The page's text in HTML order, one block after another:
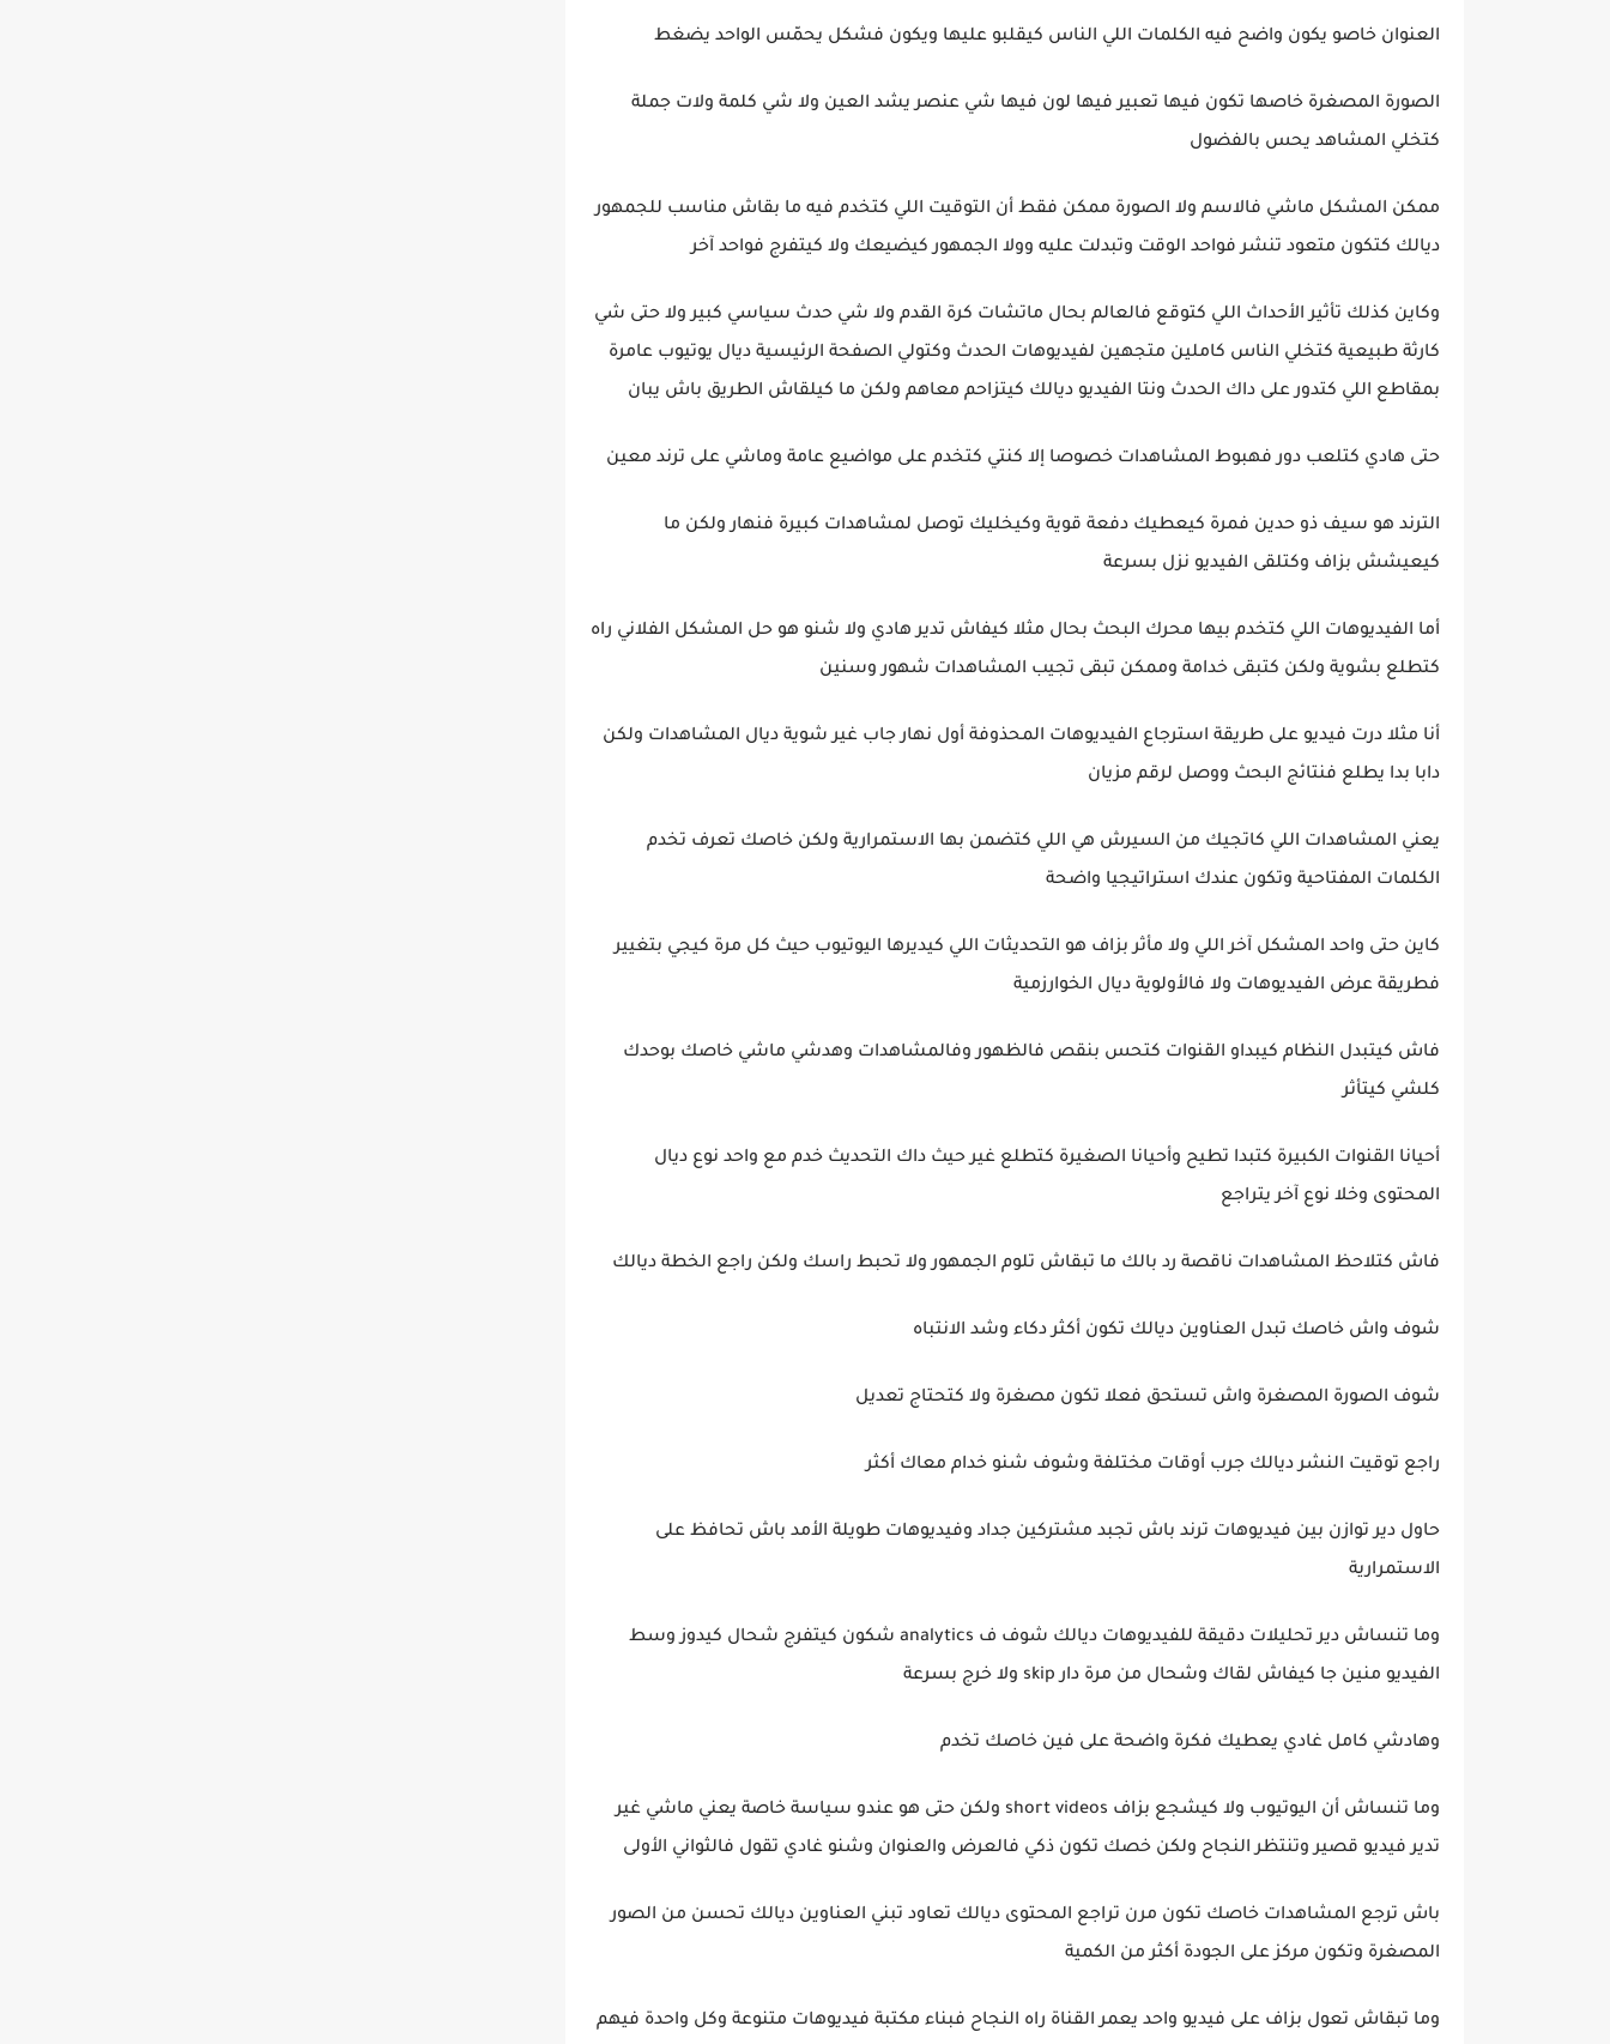
العنوان خاصو يكون واضح فيه الكلمات اللي الناس كيقلبو عليها ويكون فشكل يحمّس الواحد يضغط
الصورة المصغرة خاصها تكون فيها تعبير فيها لون فيها شي عنصر يشد العين ولا شي كلمة ولات جملة
كتخلي المشاهد يحس بالفضول
ممكن المشكل ماشي فالاسم ولا الصورة ممكن فقط أن التوقيت اللي كتخدم فيه ما بقاش مناسب للجمهور
ديالك كتكون متعود تنشر فواحد الوقت وتبدلت عليه وولا الجمهور كيضيعك ولا كيتفرج فواحد آخر
وكاين كذلك تأثير الأحداث اللي كتوقع فالعالم بحال ماتشات كرة القدم ولا شي حدث سياسي كبير ولا حتى شي
كارثة طبيعية كتخلي الناس كاملين متجهين لفيديوهات الحدث وكتولي الصفحة الرئيسية ديال يوتيوب عامرة
بمقاطع اللي كتدور على داك الحدث ونتا الفيديو ديالك كيتزاحم معاهم ولكن ما كيلقاش الطريق باش يبان
حتى هادي كتلعب دور فهبوط المشاهدات خصوصا إلا كنتي كتخدم على مواضيع عامة وماشي على ترند معين
الترند هو سيف ذو حدين فمرة كيعطيك دفعة قوية وكيخليك توصل لمشاهدات كبيرة فنهار ولكن ما
كيعيشش بزاف وكتلقى الفيديو نزل بسرعة
أما الفيديوهات اللي كتخدم بيها محرك البحث بحال مثلا كيفاش تدير هادي ولا شنو هو حل المشكل الفلاني راه
كتطلع بشوية ولكن كتبقى خدامة وممكن تبقى تجيب المشاهدات شهور وسنين
أنا مثلا درت فيديو على طريقة استرجاع الفيديوهات المحذوفة أول نهار جاب غير شوية ديال المشاهدات ولكن
دابا بدا يطلع فنتائج البحث ووصل لرقم مزيان
يعني المشاهدات اللي كاتجيك من السيرش هي اللي كتضمن بها الاستمرارية ولكن خاصك تعرف تخدم
الكلمات المفتاحية وتكون عندك استراتيجيا واضحة
كاين حتى واحد المشكل آخر اللي ولا مأثر بزاف هو التحديثات اللي كيديرها اليوتيوب حيث كل مرة كيجي بتغيير
فطريقة عرض الفيديوهات ولا فالأولوية ديال الخوارزمية
فاش كيتبدل النظام كيبداو القنوات كتحس بنقص فالظهور وفالمشاهدات وهدشي ماشي خاصك بوحدك
كلشي كيتأثر
أحيانا القنوات الكبيرة كتبدا تطيح وأحيانا الصغيرة كتطلع غير حيث داك التحديث خدم مع واحد نوع ديال
المحتوى وخلا نوع آخر يتراجع
فاش كتلاحظ المشاهدات ناقصة رد بالك ما تبقاش تلوم الجمهور ولا تحبط راسك ولكن راجع الخطة ديالك
شوف واش خاصك تبدل العناوين ديالك تكون أكثر دكاء وشد الانتباه
شوف الصورة المصغرة واش تستحق فعلا تكون مصغرة ولا كتحتاج تعديل
راجع توقيت النشر ديالك جرب أوقات مختلفة وشوف شنو خدام معاك أكثر
حاول دير توازن بين فيديوهات ترند باش تجبد مشتركين جداد وفيديوهات طويلة الأمد باش تحافظ على
الاستمرارية
وما تنساش دير تحليلات دقيقة للفيديوهات ديالك شوف ف analytics شكون كيتفرج شحال كيدوز وسط
الفيديو منين جا كيفاش لقاك وشحال من مرة دار skip ولا خرج بسرعة
وهادشي كامل غادي يعطيك فكرة واضحة على فين خاصك تخدم
وما تنساش أن اليوتيوب ولا كيشجع بزاف short videos ولكن حتى هو عندو سياسة خاصة يعني ماشي غير
تدير فيديو قصير وتنتظر النجاح ولكن خصك تكون ذكي فالعرض والعنوان وشنو غادي تقول فالثواني الأولى
باش ترجع المشاهدات خاصك تكون مرن تراجع المحتوى ديالك تعاود تبني العناوين ديالك تحسن من الصور
المصغرة وتكون مركز على الجودة أكثر من الكمية
وما تبقاش تعول بزاف على فيديو واحد يعمر القناة راه النجاح فبناء مكتبة فيديوهات متنوعة وكل واحدة فيهم